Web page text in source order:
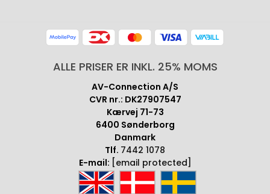
ALLE PRISER ER INKL. 25% MOMS
AV-Connection A/S
CVR nr.: DK27907547
Kærvej 71-73
6400 Sønderborg
Danmark
Tlf. 7442 1078
E-mail: [email protected]